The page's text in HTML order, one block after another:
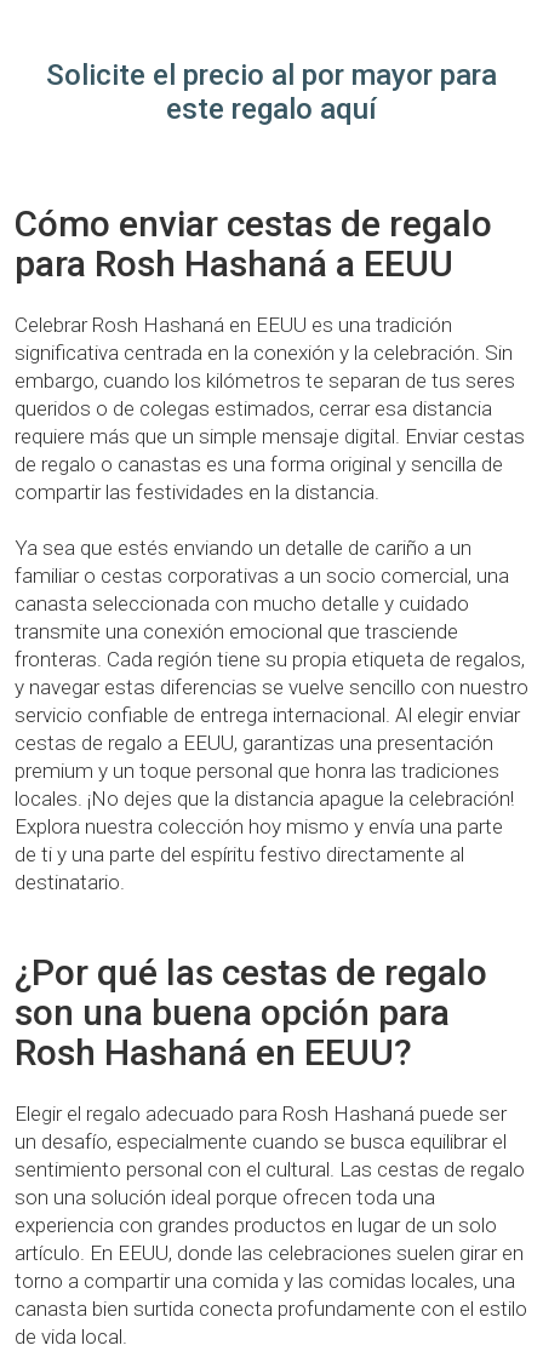
Solicite el precio al por mayor para
este regalo aquí
Cómo enviar cestas de regalo
para Rosh Hashaná a EEUU
Celebrar Rosh Hashaná en EEUU es una tradición
significativa centrada en la conexión y la celebración. Sin
embargo, cuando los kilómetros te separan de tus seres
queridos o de colegas estimados, cerrar esa distancia
requiere más que un simple mensaje digital. Enviar cestas
de regalo o canastas es una forma original y sencilla de
compartir las festividades en la distancia.
Ya sea que estés enviando un detalle de cariño a un
familiar o cestas corporativas a un socio comercial, una
canasta seleccionada con mucho detalle y cuidado
transmite una conexión emocional que trasciende
fronteras. Cada región tiene su propia etiqueta de regalos,
y navegar estas diferencias se vuelve sencillo con nuestro
servicio confiable de entrega internacional. Al elegir enviar
cestas de regalo a EEUU, garantizas una presentación
premium y un toque personal que honra las tradiciones
locales. ¡No dejes que la distancia apague la celebración!
Explora nuestra colección hoy mismo y envía una parte
de ti y una parte del espíritu festivo directamente al
destinatario.
¿Por qué las cestas de regalo
son una buena opción para
Rosh Hashaná en EEUU?
Elegir el regalo adecuado para Rosh Hashaná puede ser
un desafío, especialmente cuando se busca equilibrar el
sentimiento personal con el cultural. Las cestas de regalo
son una solución ideal porque ofrecen toda una
experiencia con grandes productos en lugar de un solo
artículo. En EEUU, donde las celebraciones suelen girar en
torno a compartir una comida y las comidas locales, una
canasta bien surtida conecta profundamente con el estilo
de vida local.